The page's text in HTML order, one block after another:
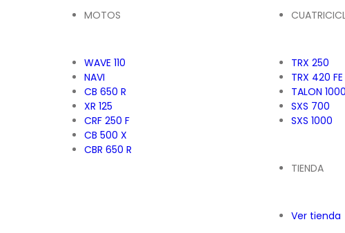
MOTOS
WAVE 110
NAVI
CB 650 R
XR 125
CRF 250 F
CB 500 X
CBR 650 R
TRX 250
TRX 420 FE
TALON
SXS 700
SXS 1000
TIENDA
Ver tienda